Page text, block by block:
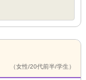
（女性/20代前半/学生）